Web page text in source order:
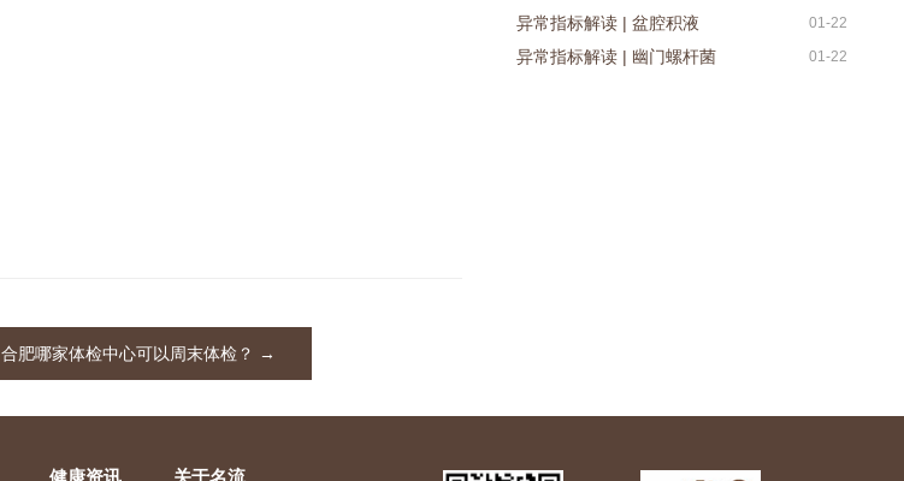
合肥哪家体检中心可以周末体检？ →
异常指标解读 | 盆腔积液 01-22
异常指标解读 | 幽门螺杆菌 01-22
健康资讯 关于名流